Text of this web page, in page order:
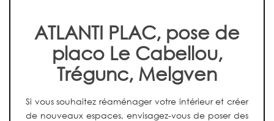
ATLANTI PLAC, pose de
placo Le Cabellou,
Trégunc, Melgven
Si vous souhaitez réaménager votre intérieur et créer
de nouveaux espaces, envisagez-vous de poser des